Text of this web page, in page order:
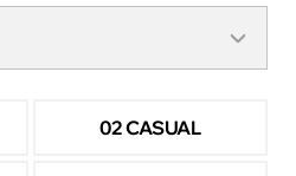
02 CASUAL